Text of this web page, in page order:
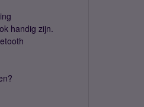
handig zijn.